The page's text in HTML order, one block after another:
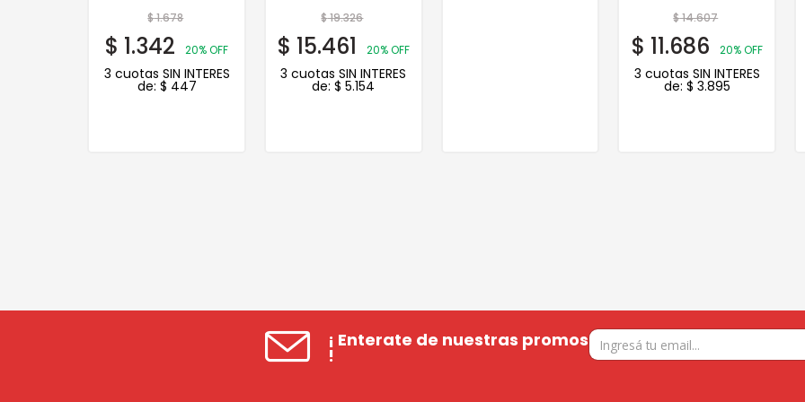
$1.678
$ 1.342 20% OFF
3 cuotas SIN INTERES
de: $ 447
$19.326
$ 15.461 20% OFF
3 cuotas SIN INTERES
de:$ 5.154
$14.607
$ 11.686 20% OFF
3 cuotas SIN INTERES
de: $ 3.895
¡ Enterate de nuestras promos
!